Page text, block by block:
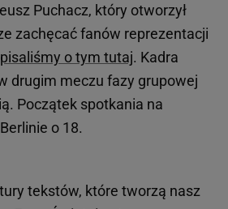
Puchacz, który otworzył
zachęcać fanów reprezentacji
pisaliśmy o tym tutaj. Kadra
drugim meczu fazy grupowej
Początek spotkania na
o 18.
tekstów, które tworzą nasz